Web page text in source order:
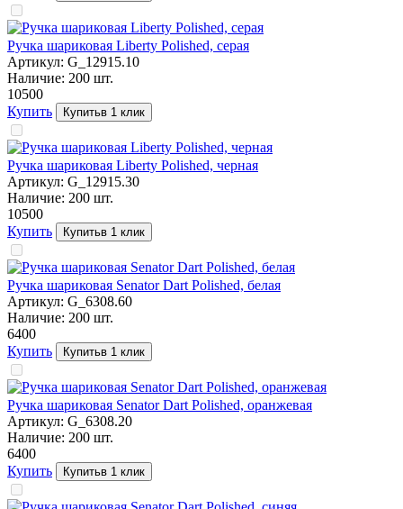
Ручка шариковая Liberty Polished, серая
Артикул: G_12915.10
Наличие: 200 шт.
10500
Купить
Купитьв 1 клик
Ручка шариковая Liberty Polished, черная
Артикул: G_12915.30
Наличие: 200 шт.
10500
Купить
Купитьв 1 клик
Ручка шариковая Senator Dart Polished, белая
Артикул: G_6308.60
Наличие: 200 шт.
6400
Купить
Купитьв 1 клик
Ручка шариковая Senator Dart Polished, оранжевая
Артикул: G_6308.20
Наличие: 200 шт.
6400
Купить
Купитьв 1 клик